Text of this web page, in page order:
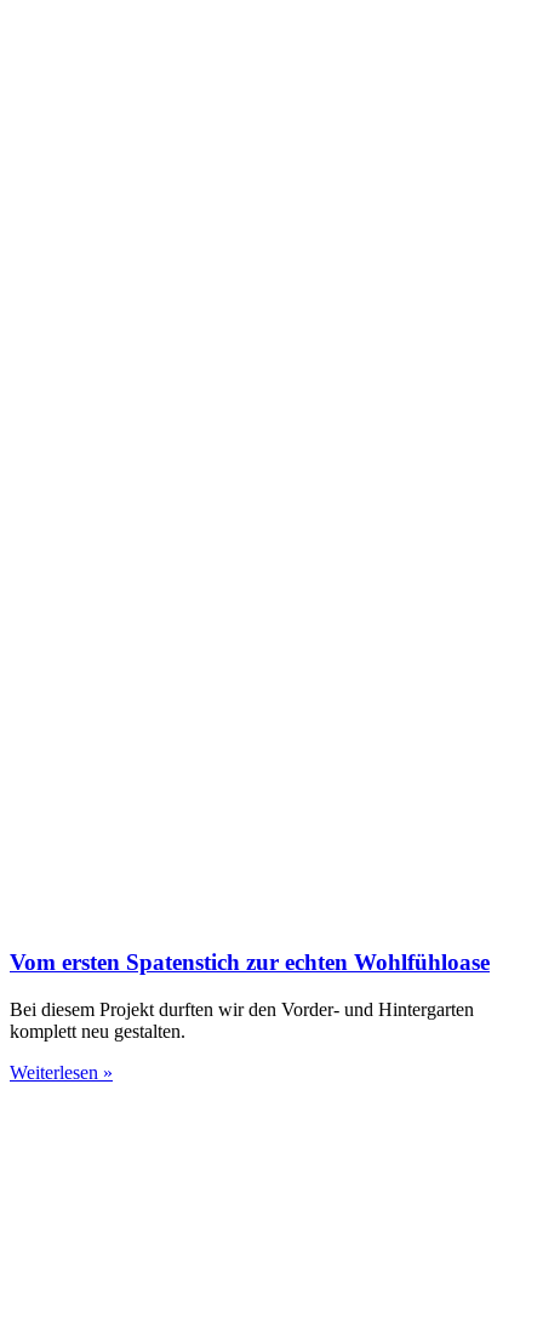
Vom ersten Spatenstich zur echten Wohlfühloase
Bei diesem Projekt durften wir den Vorder- und Hintergarten
komplett neu gestalten.
Weiterlesen »